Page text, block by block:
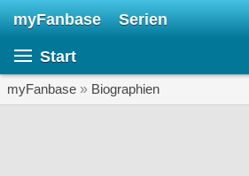
myFanbase Serien
Start
myFanbase » Biographien